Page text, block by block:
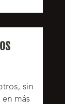
sin
más